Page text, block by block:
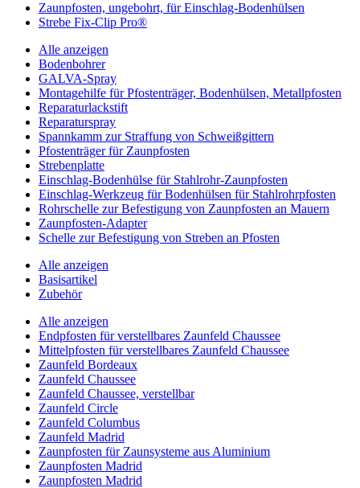
Zaunpfosten, ungebohrt, für Einschlag-Bodenhülsen
Strebe Fix-Clip Pro®
Alle anzeigen
Bodenbohrer
GALVA-Spray
Montagehilfe für Pfostenträger, Bodenhülsen, Metallpfosten
Reparaturlackstift
Reparaturspray
Spannkamm zur Straffung von Schweißgittern
Pfostenträger für Zaunpfosten
Strebenplatte
Einschlag-Bodenhülse für Stahlrohr-Zaunpfosten
Einschlag-Werkzeug für Bodenhülsen für Stahlrohrpfosten
Rohrschelle zur Befestigung von Zaunpfosten an Mauern
Zaunpfosten-Adapter
Schelle zur Befestigung von Streben an Pfosten
Alle anzeigen
Basisartikel
Zubehör
Alle anzeigen
Endpfosten für verstellbares Zaunfeld Chaussee
Mittelpfosten für verstellbares Zaunfeld Chaussee
Zaunfeld Bordeaux
Zaunfeld Chaussee
Zaunfeld Chaussee, verstellbar
Zaunfeld Circle
Zaunfeld Columbus
Zaunfeld Madrid
Zaunpfosten für Zaunsysteme aus Aluminium
Zaunpfosten Madrid
Zaunpfosten Madrid